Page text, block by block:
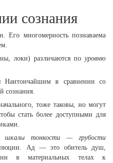
сознания
Его многомерность познаваема
локи) различаются по уровню
Наитончайшим в сравнении со
сознания.
тоже таковы, но могут
стать более доступными для
шкалы тонкости — грубости
Ад — это обитель душ,
в материальных телах к